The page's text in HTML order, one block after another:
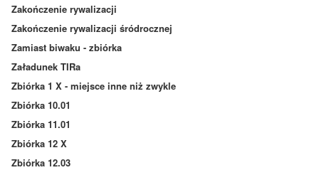
Zakończenie rywalizacji
Zakończenie rywalizacji śródrocznej
Zamiast biwaku - zbiórka
Załadunek TIRa
Zbiórka 1 X - miejsce inne niż zwykle
Zbiórka 10.01
Zbiórka 11.01
Zbiórka 12 X
Zbiórka 12.03